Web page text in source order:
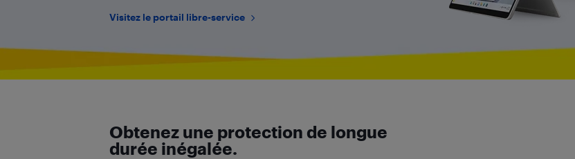
Visitez le portail libre-service
Obtenez une protection de longue
durée inégalée.